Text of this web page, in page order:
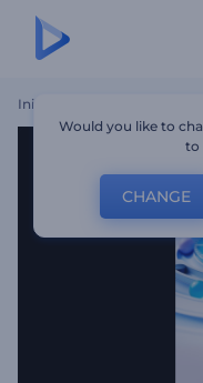
Inicio
Would you like to
to
CHANGE